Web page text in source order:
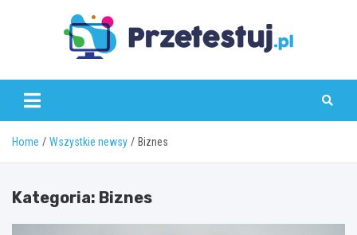
przetestuj.pl
Home Wszystkie newsy Biznes
Kategoria: Biznes